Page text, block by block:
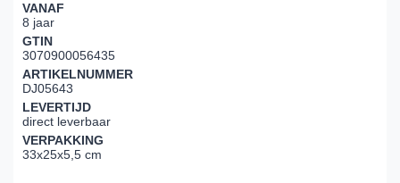
VANAF
8 jaar
GTIN
3070900056435
ARTIKELNUMMER
DJ05643
LEVERTIJD
direct leverbaar
VERPAKKING
33x25x5,5 cm